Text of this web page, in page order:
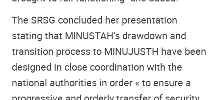
The SRSG concluded her presentation
stating that MINUSTAH’s drawdown and
transition process to MINUJUSTH have been
designed in close coordination with the
national authorities in order « to ensure a